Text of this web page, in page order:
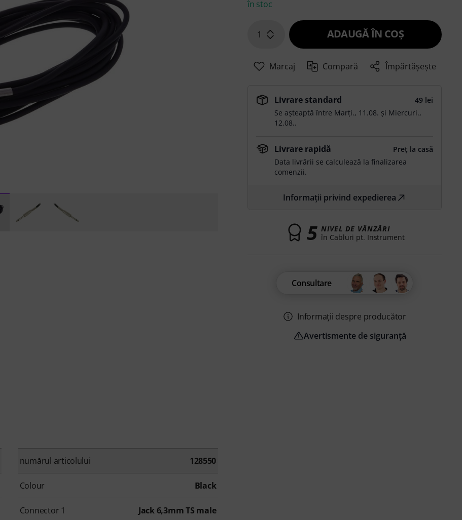
numărul articolului 128550
Colour Black
Connector 1 Jack 6,3mm TS male
în stoc
1 ADAUGĂ ÎN COŞ
Marcaj Compară Împărtășește
Livrare standard
49 lei
Se așteaptă între Marți., 11.08. și Miercuri.,
12.08..
Livrare rapidă
Preț la casă
Data livrării se calculează la finalizarea
comenzii.
Informații privind expedierea
5 NIVEL DE VÂNZĂRI
în Cabluri pt. Instrument
Consultare
Informații despre producător
Avertismente de siguranță